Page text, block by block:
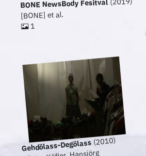
BONE NewsBody Fesitval
[BONE] et al.
1
Gehdölass-Degölass(2010)